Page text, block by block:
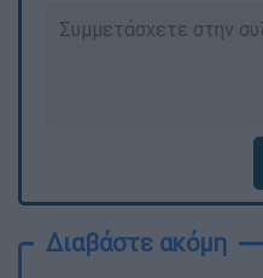
Διαβάστε ακόμη